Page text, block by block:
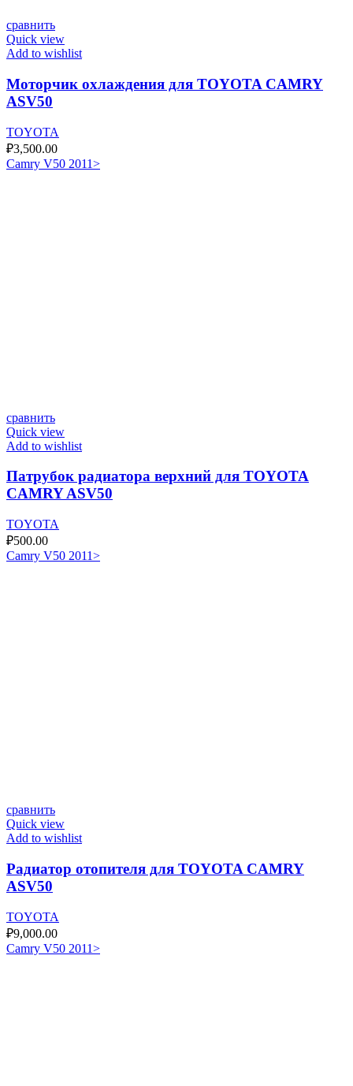
сравнить
Quick view
Add to wishlist
Моторчик охлаждения для TOYOTA CAMRY
ASV50
TOYOTA
₽3,500.00
Camry V50 2011>
сравнить
Quick view
Add to wishlist
Патрубок радиатора верхний для TOYOTA
CAMRY ASV50
TOYOTA
₽500.00
Camry V50 2011>
сравнить
Quick view
Add to wishlist
Радиатор отопителя для TOYOTA CAMRY
ASV50
TOYOTA
₽9,000.00
Camry V50 2011>